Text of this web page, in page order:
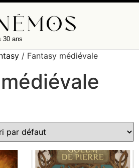
30 ans
/ Fantasy médiévale